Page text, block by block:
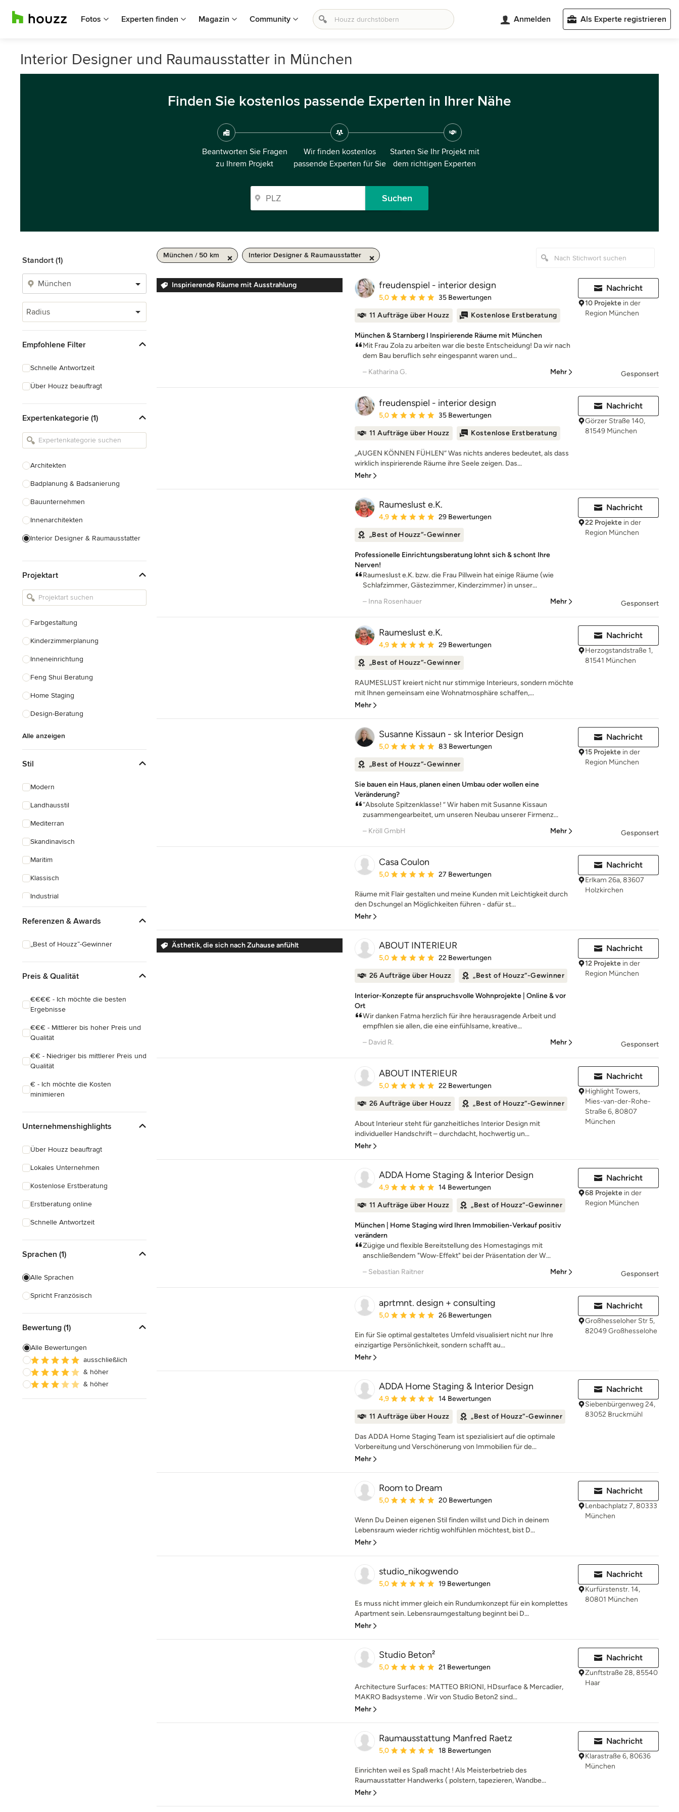
Fotos Experten finden Magazin Community Anmelden Als Experte registrieren
Interior Designer und Raumausstatter in München
Finden Sie kostenlos passende Experten in Ihrer Nähe
Beantworten Sie Fragen
zu Ihrem Projekt
Wir finden kostenlos
passende Experten für Sie
Starten Sie Ihr Projekt mit
dem richtigen Experten
Suchen
Standort (1)
Radius
Empfohlene Filter
Schnelle Antwortzeit
Über Houzz beauftragt
Expertenkategorie (1)
Architekten
Badplanung & Badsanierung
Bauunternehmen
Innenarchitekten
Interior Designer & Raumausstatter
Landschaftsarchitekten
Armaturen & Sanitärbedarf
Einbauschränke
Projektart
Farbgestaltung
Kinderzimmerplanung
Inneneinrichtung
Feng Shui Beratung
Home Staging
Design-Beratung
Alle anzeigen
Stil
Modern
Landhausstil
Mediterran
Skandinavisch
Maritim
Klassisch
Industrial
Referenzen & Awards
„Best of Houzz“-Gewinner
Preis & Qualität
€€€€ - Ich möchte die besten
Ergebnisse
€€€ - Mittlerer bis hoher Preis und
Qualität
€€ - Niedriger bis mittlerer Preis und
Qualität
€ - Ich möchte die Kosten
minimieren
Unternehmenshighlights
Über Houzz beauftragt
Lokales Unternehmen
Kostenlose Erstberatung
Erstberatung online
Schnelle Antwortzeit
Sprachen (1)
Alle Sprachen
Spricht Französisch
Bewertung (1)
Alle Bewertungen
ausschließlich
& höher
& höher
München / 50 km Interior Designer & Raumausstatter
Inspirierende Räume mit Ausstrahlung freudenspiel - interior design
Durchschnittliche Bewertung: 5 von 5 Sternen
5,0 35 Bewertungen
11 Aufträge über Houzz Kostenlose Erstberatung
München & Starnberg I Inspirierende Räume mit München
Mit Frau Zola zu arbeiten war die beste Entscheidung! Da wir nach
dem Bau beruflich sehr eingespannt waren und...
– Katharina G.
Mehr
Nachricht
10 Projekte in der
Region München
Gesponsert
freudenspiel - interior design
Durchschnittliche Bewertung: 5 von 5 Sternen
5,0 35 Bewertungen
11 Aufträge über Houzz Kostenlose Erstberatung
„AUGEN KÖNNEN FÜHLEN“ Was nichts anderes bedeutet, als dass
wirklich inspirierende Räume ihre Seele zeigen. Das...
Mehr
Nachricht
Görzer Straße 140,
81549 München
Raumeslust e.K.
Durchschnittliche Bewertung: 4.9 von 5 Sternen
4,9 29 Bewertungen
„Best of Houzz“-Gewinner
Professionelle Einrichtungsberatung lohnt sich & schont Ihre
Nerven!
Raumeslust e.K. bzw. die Frau Pillwein hat einige Räume (wie
Schlafzimmer, Gästezimmer, Kinderzimmer) in unser...
– Inna Rosenhauer
Mehr
Nachricht
22 Projekte in der
Region München
Gesponsert
Raumeslust e.K.
Durchschnittliche Bewertung: 4.9 von 5 Sternen
4,9 29 Bewertungen
„Best of Houzz“-Gewinner
RAUMESLUST kreiert nicht nur stimmige Interieurs, sondern möchte
mit Ihnen gemeinsam eine Wohnatmosphäre schaffen,...
Mehr
Nachricht
Herzogstandstraße 1,
81541 München
Susanne Kissaun - sk Interior Design
Durchschnittliche Bewertung: 5 von 5 Sternen
5,0 83 Bewertungen
„Best of Houzz“-Gewinner
Sie bauen ein Haus, planen einen Umbau oder wollen eine
Veränderung?
“Absolute Spitzenklasse! ” Wir haben mit Susanne Kissaun
zusammengearbeitet, um unseren Neubau unserer Firmenz...
– Kröll GmbH
Mehr
Nachricht
15 Projekte in der
Region München
Gesponsert
Casa Coulon
Durchschnittliche Bewertung: 5 von 5 Sternen
5,0 27 Bewertungen
Räume mit Flair gestalten und meine Kunden mit Leichtigkeit durch
den Dschungel an Möglichkeiten führen - dafür st...
Mehr
Nachricht
Erlkam 26a, 83607
Holzkirchen
Ästhetik, die sich nach Zuhause anfühlt ABOUT INTERIEUR
Durchschnittliche Bewertung: 5 von 5 Sternen
5,0 22 Bewertungen
26 Aufträge über Houzz „Best of Houzz“-Gewinner
Interior-Konzepte für anspruchsvolle Wohnprojekte | Online & vor
Ort
Wir danken Fatma herzlich für ihre herausragende Arbeit und
empfhlen sie allen, die eine einfühlsame, kreative...
– David R.
Mehr
Nachricht
12 Projekte in der
Region München
Gesponsert
ABOUT INTERIEUR
Durchschnittliche Bewertung: 5 von 5 Sternen
5,0 22 Bewertungen
26 Aufträge über Houzz „Best of Houzz“-Gewinner
About Interieur steht für ganzheitliches Interior Design mit
individueller Handschrift – durchdacht, hochwertig un...
Mehr
Nachricht
Highlight Towers,
Mies-van-der-Rohe-
Straße 6, 80807
München
ADDA Home Staging & Interior Design
Durchschnittliche Bewertung: 4.9 von 5 Sternen
4,9 14 Bewertungen
11 Aufträge über Houzz „Best of Houzz“-Gewinner
München | Home Staging wird Ihren Immobilien-Verkauf positiv
verändern
Zügige und flexible Bereitstellung des Homestagings mit
anschließendem "Wow-Effekt" bei der Präsentation der W...
– Sebastian Raitner
Mehr
Nachricht
68 Projekte in der
Region München
Gesponsert
aprtmnt. design + consulting
Durchschnittliche Bewertung: 5 von 5 Sternen
5,0 26 Bewertungen
Ein für Sie optimal gestaltetes Umfeld visualisiert nicht nur Ihre
einzigartige Persönlichkeit, sondern schafft au...
Mehr
Nachricht
Großhesseloher Str 5,
82049 Großhesselohe
ADDA Home Staging & Interior Design
Durchschnittliche Bewertung: 4.9 von 5 Sternen
4,9 14 Bewertungen
11 Aufträge über Houzz „Best of Houzz“-Gewinner
Das ADDA Home Staging Team ist spezialisiert auf die optimale
Vorbereitung und Verschönerung von Immobilien für de...
Mehr
Nachricht
Siebenbürgenweg 24,
83052 Bruckmühl
Room to Dream
Durchschnittliche Bewertung: 5 von 5 Sternen
5,0 20 Bewertungen
Wenn Du Deinen eigenen Stil finden willst und Dich in deinem
Lebensraum wieder richtig wohlfühlen möchtest, bist D...
Mehr
Nachricht
Lenbachplatz 7, 80333
München
studio_nikogwendo
Durchschnittliche Bewertung: 5 von 5 Sternen
5,0 19 Bewertungen
Es muss nicht immer gleich ein Rundumkonzept für ein komplettes
Apartment sein. Lebensraumgestaltung beginnt bei D...
Mehr
Nachricht
Kurfürstenstr. 14,
80801 München
Studio Beton²
Durchschnittliche Bewertung: 5 von 5 Sternen
5,0 21 Bewertungen
Architecture Surfaces: MATTEO BRIONI, HDsurface & Mercadier,
MAKRO Badsysteme . Wir von Studio Beton2 sind...
Mehr
Nachricht
Zunftstraße 28, 85540
Haar
Raumausstattung Manfred Raetz
Durchschnittliche Bewertung: 5 von 5 Sternen
5,0 18 Bewertungen
Einrichten weil es Spaß macht ! Als Meisterbetrieb des
Raumausstatter Handwerks ( polstern, tapezieren, Wandbe...
Mehr
Nachricht
Klarastraße 6, 80636
München